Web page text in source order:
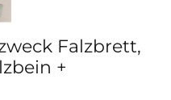
Falzbrett,
+